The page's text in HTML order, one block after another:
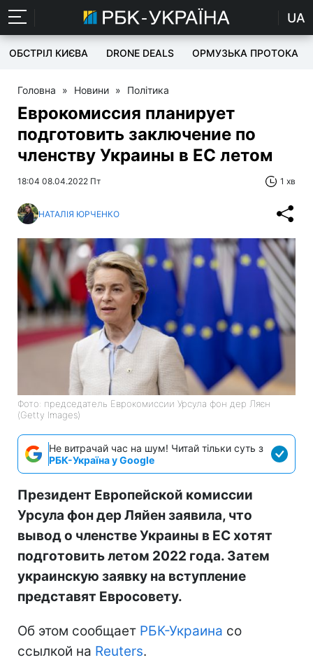
UA
ОБСТРІЛ КИЄВА DRONE DEALS ОРМУЗЬКА ПРОТОКА
Головна » Новини » Політика
Еврокомиссия планирует
подготовить заключение по
членству Украины в ЕС летом
18:04 08.04.2022 Пт 1 хв
НАТАЛІЯ ЮРЧЕНКО
Фото: председатель Еврокомиссии Урсула фон дер Ляєн
(Getty Images)
Не витрачай час на шум! Читай тільки суть з
РБК-Україна у Google
Президент Европейской комиссии
Урсула фон дер Ляйен заявила, что
вывод о членстве Украины в ЕС хотят
подготовить летом 2022 года. Затем
украинскую заявку на вступление
представят Евросовету.
Об этом сообщает РБК-Украина со
ссылкой на Reuters.